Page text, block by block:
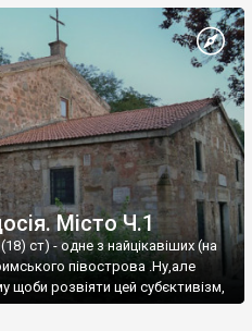
Місто Ч.1
ст) - одне з найцікавіших (на
півострова .Ну,але
щоби розвіяти цей субєктивізм,